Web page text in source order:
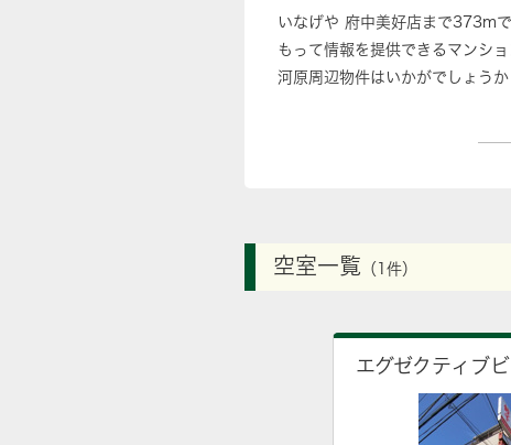
いなげや 府中美好店まで373m
もって情報を提供できるマンシ
河原周辺物件はいかがでしょう
空室一覧 （1件）
エグゼクティブ